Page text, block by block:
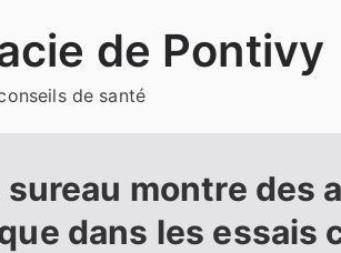
de Pontivy
de santé
sureau montre des
dans les essais